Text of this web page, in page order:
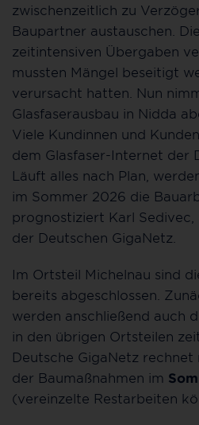
zwischenzeitlich zu
Baupartner austauschen.
zeitintensiven Übergaben
mussten Mängel beseitigt
verursacht hatten. Nun
Glasfaserausbau in Nidda
Viele Kundinnen und
dem Glasfaser-Internet der
Läuft alles nach Plan,
im Sommer 2026 die
prognostiziert Karl
der Deutschen GigaNetz.
Im Ortsteil Michelnau sind
bereits abgeschlossen.
werden anschließend auch
in den übrigen Ortsteilen
Deutsche GigaNetz rechnet
der Baumaßnahmen im
(vereinzelte Restarbeiten